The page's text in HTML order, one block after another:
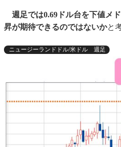
週足では0.69ドル台を下値メ
昇が期待できるのではないかと
ニュージーランドドル/米ドル 週足